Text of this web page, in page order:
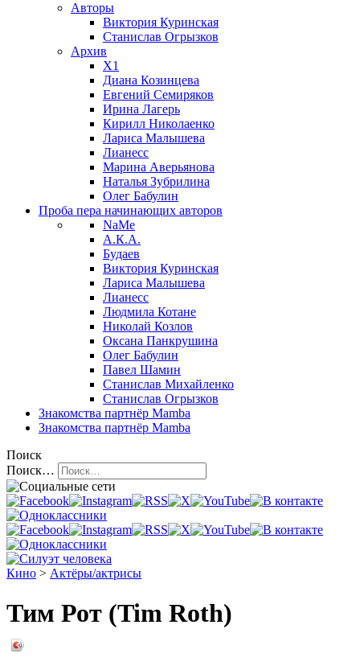
Авторы
Виктория Куринская
Станислав Огрызков
Архив
X1
Диана Козинцева
Евгений Семиряков
Ирина Лагерь
Кирилл Николаенко
Лариса Малышева
Лианесс
Марина Аверьянова
Наталья Зубрилина
Олег Бабулин
Проба пера начинающих авторов
NaMe
А.К.А.
Будаев
Виктория Куринская
Лариса Малышева
Лианесс
Людмила Котане
Николай Козлов
Оксана Панкрушина
Олег Бабулин
Павел Шамин
Станислав Михайленко
Станислав Огрызков
Знакомства партнёр Mamba
Знакомства партнёр Mamba
Поиск
Поиск…
Кино > Актёры/актрисы
Тим Рот (Tim Roth)